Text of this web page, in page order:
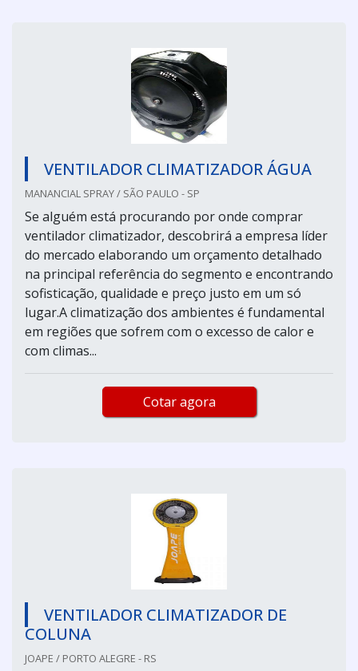
VENTILADOR CLIMATIZADOR ÁGUA
MANANCIAL SPRAY / SÃO PAULO - SP
Se alguém está procurando por onde comprar
ventilador climatizador, descobrirá a empresa líder
do mercado elaborando um orçamento detalhado
na principal referência do segmento e encontrando
sofisticação, qualidade e preço justo em um só
lugar.A climatização dos ambientes é fundamental
em regiões que sofrem com o excesso de calor e
com climas...
Cotar agora
VENTILADOR CLIMATIZADOR DE
COLUNA
JOAPE / PORTO ALEGRE - RS